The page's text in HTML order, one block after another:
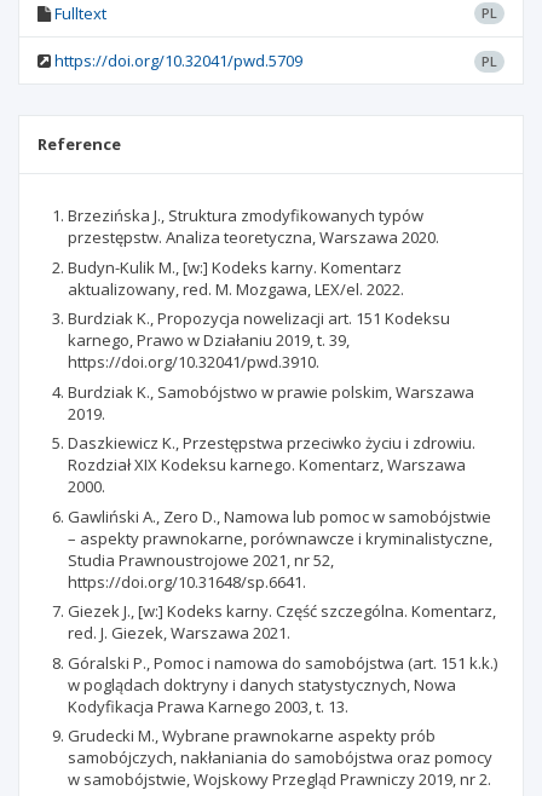
Fulltext PL
https://doi.org/10.32041/pwd.5709 PL
Reference
Brzezińska J., Struktura zmodyfikowanych typów
przestępstw. Analiza teoretyczna, Warszawa 2020.
Budyn-Kulik M., [w:] Kodeks karny. Komentarz
aktualizowany, red. M. Mozgawa, LEX/el. 2022.
Burdziak K., Propozycja nowelizacji art. 151 Kodeksu
karnego, Prawo w Działaniu 2019, t. 39,
https://doi.org/10.32041/pwd.3910.
Burdziak K., Samobójstwo w prawie polskim, Warszawa
2019.
Daszkiewicz K., Przestępstwa przeciwko życiu i zdrowiu.
Rozdział XIX Kodeksu karnego. Komentarz, Warszawa
2000.
Gawliński A., Zero D., Namowa lub pomoc w samobójstwie
– aspekty prawnokarne, porównawcze i kryminalistyczne,
Studia Prawnoustrojowe 2021, nr 52,
https://doi.org/10.31648/sp.6641.
Giezek J., [w:] Kodeks karny. Część szczególna. Komentarz,
red. J. Giezek, Warszawa 2021.
Góralski P., Pomoc i namowa do samobójstwa (art. 151 k.k.)
w poglądach doktryny i danych statystycznych, Nowa
Kodyfikacja Prawa Karnego 2003, t. 13.
Grudecki M., Wybrane prawnokarne aspekty prób
samobójczych, nakłaniania do samobójstwa oraz pomocy
w samobójstwie, Wojskowy Przegląd Prawniczy 2019, nr 2.